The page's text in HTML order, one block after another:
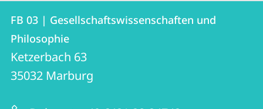
Kontakt
und
Informationen
zur
Kontaktinformationen
FB
03
|
Gesellschaftswissenschaften
FB 03 | Gesellschaftswissenschaften und
Philosophie
Ketzerbach 63
35032 Marburg